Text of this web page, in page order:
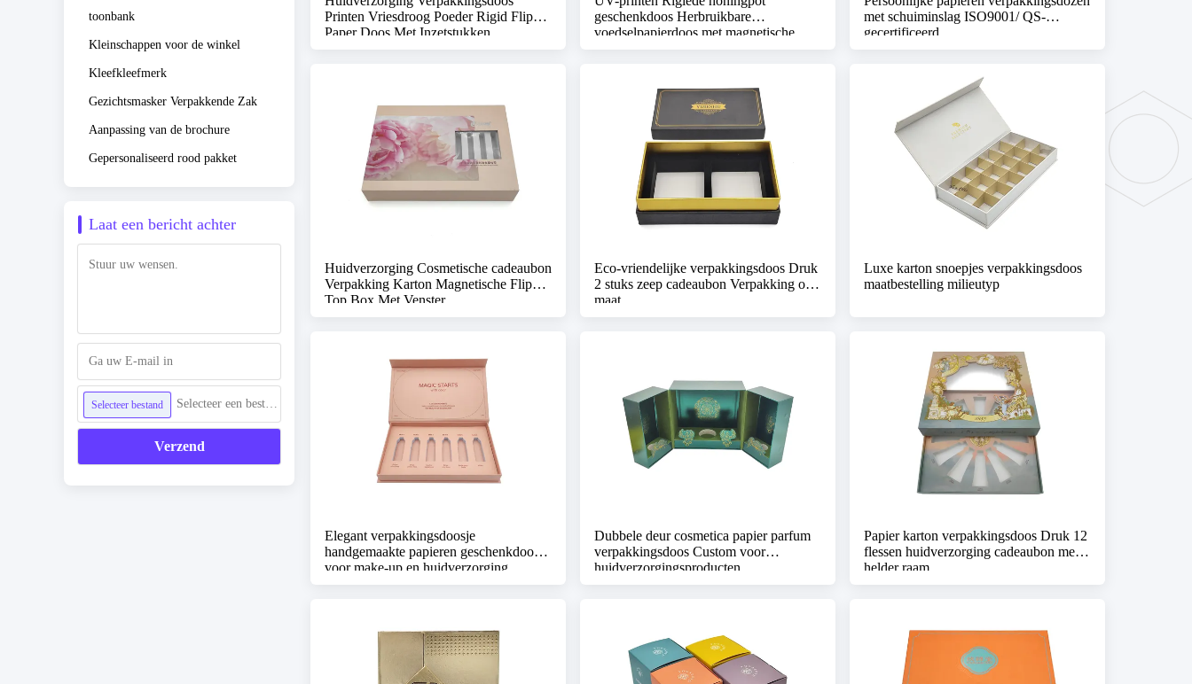
toonbank
Kleinschappen voor de winkel
Kleefkleefmerk
Gezichtsmasker Verpakkende Zak
Aanpassing van de brochure
Gepersonaliseerd rood pakket
Laat een bericht achter
Selecteer bestand Selecteer een bestand
Verzend
Printen Vriesdroog Poeder Rigid Flip
Paper Doos Met Inzetstukken
geschenkdoos Herbruikbare
voedselpapierdoos met magnetische
sluiting
met schuiminslag ISO9001/ QS-
gecertificeerd
Huidverzorging Cosmetische cadeaubon
Verpakking Karton Magnetische Flip
Top Box Met Venster
Eco-vriendelijke verpakkingsdoos Druk
2 stuks zeep cadeaubon Verpakking op
maat
Luxe karton snoepjes verpakkingsdoos
maatbestelling milieutyp
Elegant verpakkingsdoosje
handgemaakte papieren geschenkdoosje
voor make-up en huidverzorging
Dubbele deur cosmetica papier parfum
verpakkingsdoos Custom voor
huidverzorgingsproducten
Papier karton verpakkingsdoos Druk 12
flessen huidverzorging cadeaubon met
helder raam